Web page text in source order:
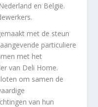
en België.
met de steun
particuliere
met het
van Deli Home.
om samen de
van hun